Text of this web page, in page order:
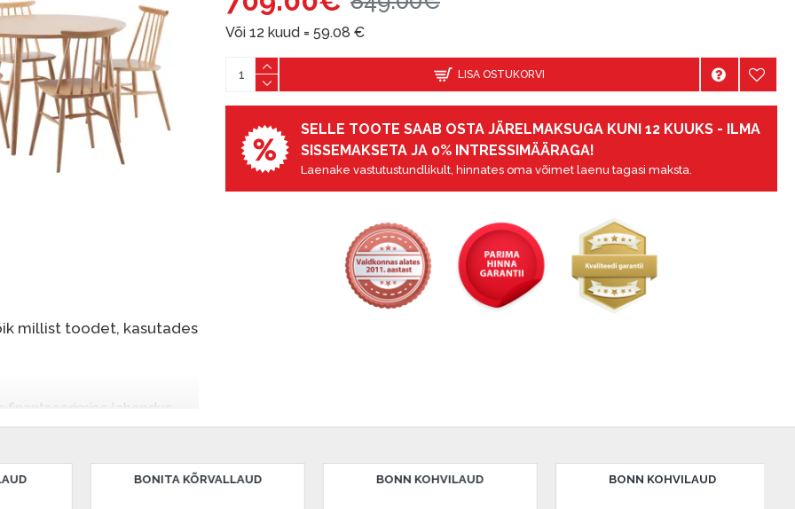
millist toodet, kasutades
lahendus,
eest hiljem tasuda.
Või 12 kuud = 59.08 €
LISA OSTUKORVI
SELLE TOOTE SAAB OSTA JÄRELMAKSUGA KUNI 12 KUUKS - ILMA
SISSEMAKSETA JA 0% INTRESSIMÄÄRAGA!
Laenake vastutustundlikult, hinnates oma võimet laenu tagasi maksta.
BONN KOHVILAUD BONN KOHVILAUD BONN KOHVILAUD